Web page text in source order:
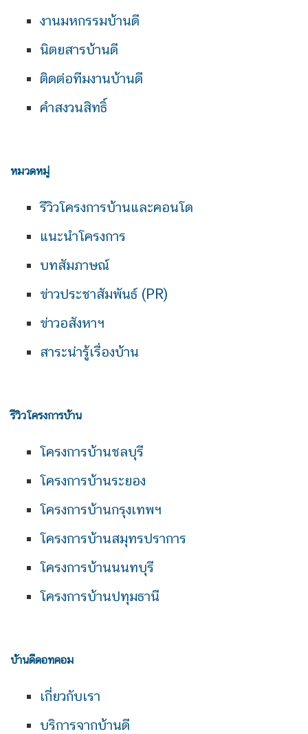
งานมหกรรมบ้านดี
นิตยสารบ้านดี
ติดต่อทีมงานบ้านดี
คำสงวนสิทธิ์
หมวดหมู่
รีวิวโครงการบ้านและคอนโด
แนะนำโครงการ
บทสัมภาษณ์
ข่าวประชาสัมพันธ์ (PR)
ข่าวอสังหาฯ
สาระน่ารู้เรื่องบ้าน
รีวิวโครงการบ้าน
โครงการบ้านชลบุรี
โครงการบ้านระยอง
โครงการบ้านกรุงเทพฯ
โครงการบ้านสมุทรปราการ
โครงการบ้านนนทบุรี
โครงการบ้านปทุมธานี
บ้านดีดอทคอม
เกี่ยวกับเรา
บริการจากบ้านดี